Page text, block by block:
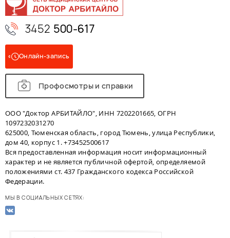
3452 500-617
Онлайн-запись
Профосмотры и справки
ООО "Доктор АРБИТАЙЛО", ИНН 7202201665, ОГРН
1097232031270
625000, Тюменская область, город Тюмень, улица Республики,
дом 40, корпус 1. +73452500617
Вся предоставленная информация носит информационный
характер и не является публичной офертой, определяемой
положениями ст. 437 Гражданского кодекса Российской
Федерации.
МЫ В СОЦИАЛЬНЫХ СЕТЯХ: